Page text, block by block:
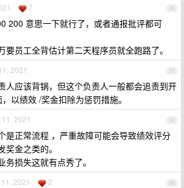
36
7
200 意思一下就行了，或者通报批评都可
要员工全背估计第二天程序员就全跑路了。
37
2021
人应该背锅，但这个负责人一般都会追责到开
以绩效 /奖金扣除为惩罚措施。
38
2021
是正常流程 ，严重故障可能会导致绩效评分
奖金之类的。
务损失这就有点秀了。
39
2021 2